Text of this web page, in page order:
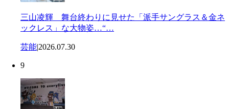
三山凌輝 舞台終わりに見せた「派手サングラス＆金ネ
ックレス」な大物姿…“…
芸能|2026.07.30
9